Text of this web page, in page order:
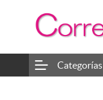
Categorías